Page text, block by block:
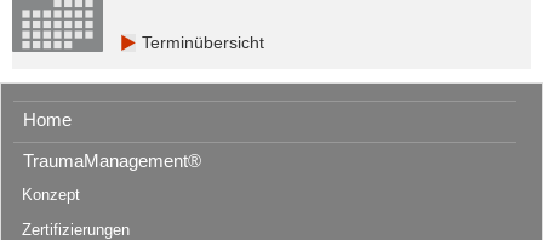
Terminübersicht
Home
TraumaManagement®
Konzept
Zertifizierungen